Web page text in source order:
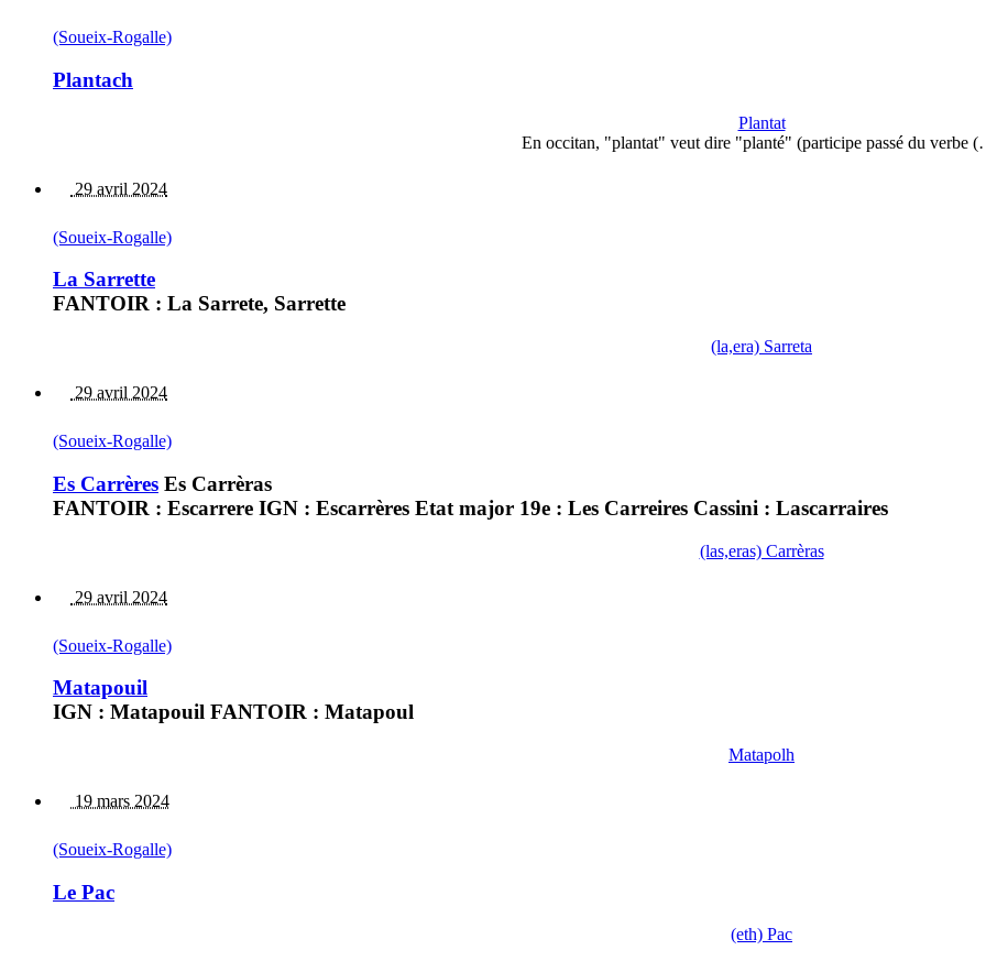
(Soueix-Rogalle)
Plantach
Plantat
En occitan, "plantat" veut dire "planté" (participe passé du verbe
29 avril 2024
(Soueix-Rogalle)
La Sarrette
FANTOIR : La Sarrete, Sarrette
(la,era) Sarreta
29 avril 2024
(Soueix-Rogalle)
Es Carrères Es Carrèras
FANTOIR : Escarrere IGN : Escarrères Etat major 19e : Les Carreires Cassini : Lascarraires
(las,eras) Carrèras
29 avril 2024
(Soueix-Rogalle)
Matapouil
IGN : Matapouil FANTOIR : Matapoul
Matapolh
19 mars 2024
(Soueix-Rogalle)
Le Pac
(eth) Pac